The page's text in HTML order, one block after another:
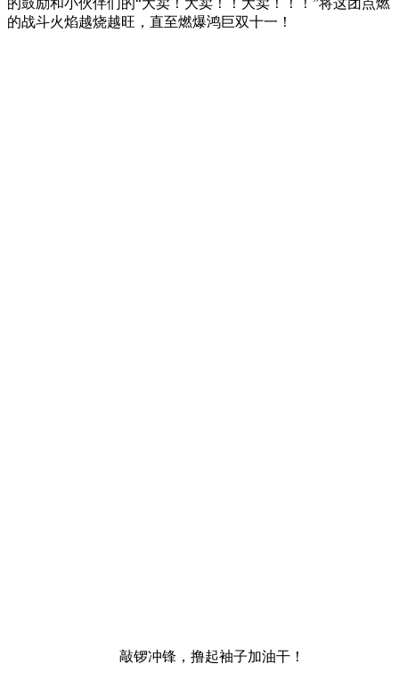
的战斗火焰越烧越旺，直至燃爆鸿巨双十一！
敲锣冲锋，撸起袖子加油干！